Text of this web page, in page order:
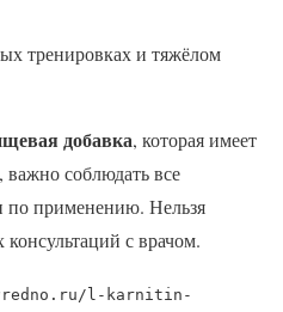
тренировках и тяжёлом
добавка, которая имеет
соблюдать все
по применению. Нельзя
с врачом.
l-karnitin-